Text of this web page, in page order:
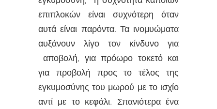
επιπλοκών είναι συχνότερη όταν
αυτά είναι παρόντα. Τα ινομυώματα
αυξάνουν λίγο τον κίνδυνο για
αποβολή, για πρόωρο τοκετό και
για προβολή προς το τέλος της
εγκυμοσύνης του μωρού με το ισχίο
αντί με το κεφάλι. Σπανιότερα ένα